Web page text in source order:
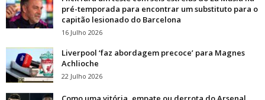
pré-temporada para encontrar um substituto para o
capitão lesionado do Barcelona
16 Julho 2026
Liverpool ‘faz abordagem precoce’ para Magnes
Achlioche
22 Julho 2026